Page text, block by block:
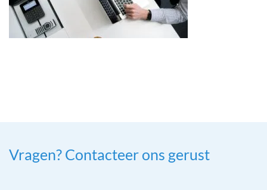
Vragen? Contacteer ons gerust